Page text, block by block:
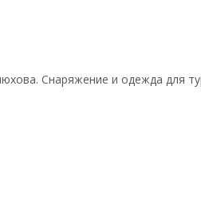
Снаряжение и одежда для